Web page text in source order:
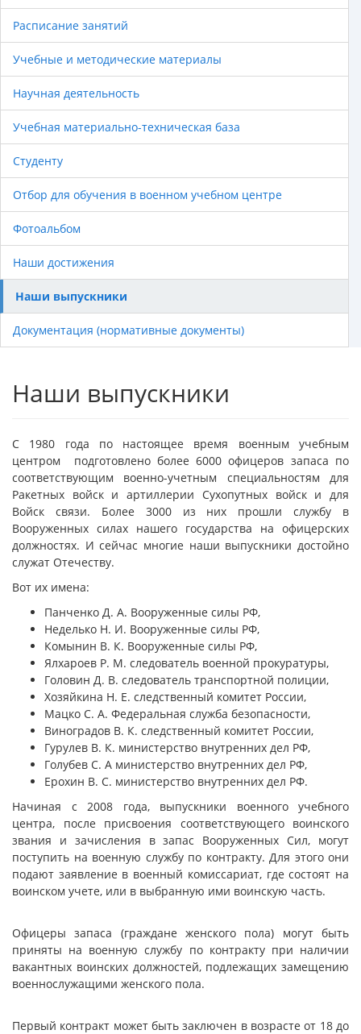
Расписание занятий
Учебные и методические материалы
Научная деятельность
Учебная материально-техническая база
Студенту
Отбор для обучения в военном учебном центре
Фотоальбом
Наши достижения
Наши выпускники
Документация (нормативные документы)
Наши выпускники
С 1980 года по настоящее время военным учебным
центром подготовлено более 6000 офицеров запаса по
соответствующим военно-учетным специальностям для
Ракетных войск и артиллерии Сухопутных войск и для
Войск связи. Более 3000 из них прошли службу в
Вооруженных силах нашего государства на офицерских
должностях. И сейчас многие наши выпускники достойно
служат Отечеству.
Вот их имена:
Панченко Д. А. Вооруженные силы РФ,
Неделько Н. И. Вооруженные силы РФ,
Комынин В. К. Вооруженные силы РФ,
Ялхароев Р. М. следователь военной прокуратуры,
Головин Д. В. следователь транспортной полиции,
Хозяйкина Н. Е. следственный комитет России,
Мацко С. А. Федеральная служба безопасности,
Виноградов В. К. следственный комитет России,
Гурулев В. К. министерство внутренних дел РФ,
Голубев С. А министерство внутренних дел РФ,
Ерохин В. С. министерство внутренних дел РФ.
Начиная с 2008 года, выпускники военного учебного
центра, после присвоения соответствующего воинского
звания и зачисления в запас Вооруженных Сил, могут
поступить на военную службу по контракту. Для этого они
подают заявление в военный комиссариат, где состоят на
воинском учете, или в выбранную ими воинскую часть.
Офицеры запаса (граждане женского пола) могут быть
приняты на военную службу по контракту при наличии
вакантных воинских должностей, подлежащих замещению
военнослужащими женского пола.
Первый контракт может быть заключен в возрасте от 18 до